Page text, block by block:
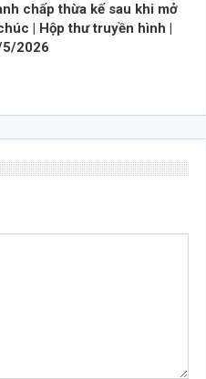
chấp thừa kế sau khi mở
| Hộp thư truyền hình |
2026